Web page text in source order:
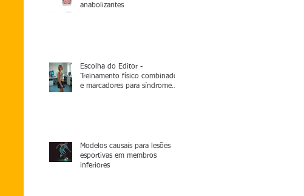
anabolizantes
Escolha do Editor -
Treinamento físico combinado
e marcadores para síndrome
Modelos causais para lesões
esportivas em membros
inferiores